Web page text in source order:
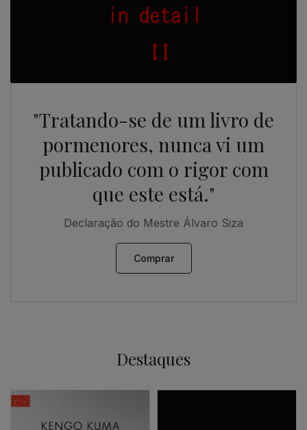
"Tratando-se de um livro de
pormenores, nunca vi um
publicado com o rigor com
que este está."
Declaração do Mestre Álvaro Siza
Comprar
Destaques